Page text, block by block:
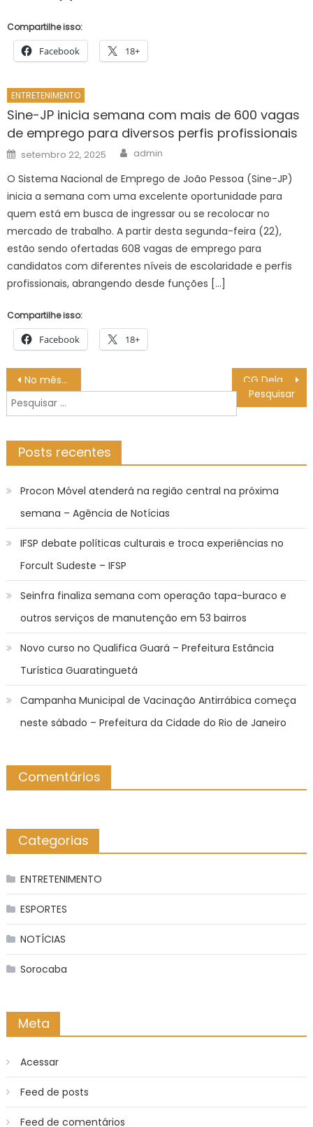
Compartilhe isso:
Facebook 18+
ENTRETENIMENTO
Sine-JP inicia semana com mais de 600 vagas
de emprego para diversos perfis profissionais
Posted
on
setembro 22, 2025 Author
admin
O Sistema Nacional de Emprego de João Pessoa (Sine-JP)
inicia a semana com uma excelente oportunidade para
quem está em busca de ingressar ou se recolocar no
mercado de trabalho. A partir desta segunda-feira (22),
estão sendo ofertadas 608 vagas de emprego para
candidatos com diferentes níveis de escolaridade e perfis
profissionais, abrangendo desde funções […]
Compartilhe isso:
Facebook 18+
Navegação
de
Post
No mês dedicado à doação de leite, Banco de Leite Humano do HRMS precisa de doadoras – Agência de Noticias do Governo de Mato Grosso do Sul
Pesquisar
por:
Posts recentes
Procon Móvel atenderá na região central na próxima
semana – Agência de Notícias
IFSP debate políticas culturais e troca experiências no
Forcult Sudeste – IFSP
Seinfra finaliza semana com operação tapa-buraco e
outros serviços de manutenção em 53 bairros
Novo curso no Qualifica Guará – Prefeitura Estância
Turística Guaratinguetá
Campanha Municipal de Vacinação Antirrábica começa
neste sábado – Prefeitura da Cidade do Rio de Janeiro
Comentários
Categorias
ENTRETENIMENTO
ESPORTES
NOTÍCIAS
Sorocaba
Meta
Acessar
Feed de posts
Feed de comentários